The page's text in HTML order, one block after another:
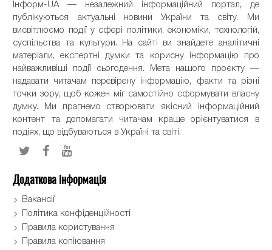
Інформ-UA — незалежний інформаційний портал, де
публікуються актуальні новини України та світу. Ми
висвітлюємо події у сфері політики, економіки, технологій,
суспільства та культури. На сайті ви знайдете аналітичні
матеріали, експертні думки та корисну інформацію про
найважливіші події сьогодення. Мета нашого проєкту —
надавати читачам перевірену інформацію, факти та різні
точки зору, щоб кожен міг самостійно сформувати власну
думку. Ми прагнемо створювати якісний інформаційний
контент та допомагати читачам краще орієнтуватися в
подіях, що відбуваються в Україні та світі.
Додаткова інформація
Вакансії
Політика конфіденційності
Правила користування
Правила копіювання